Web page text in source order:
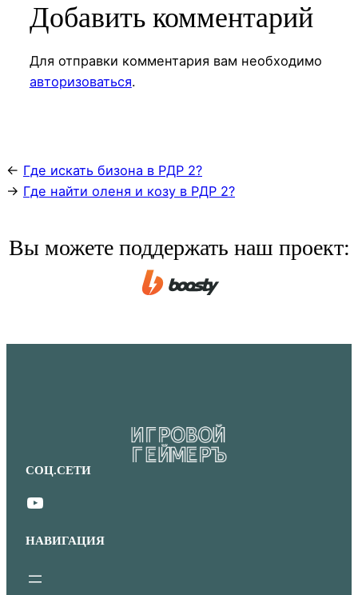
Добавить комментарий
Для отправки комментария вам необходимо
авторизоваться.
← Где искать бизона в РДР 2?
→ Где найти оленя и козу в РДР 2?
Вы можете поддержать наш проект:
СОЦ.СЕТИ
YouTube
НАВИГАЦИЯ